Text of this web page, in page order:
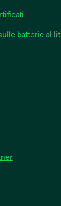
batterie al